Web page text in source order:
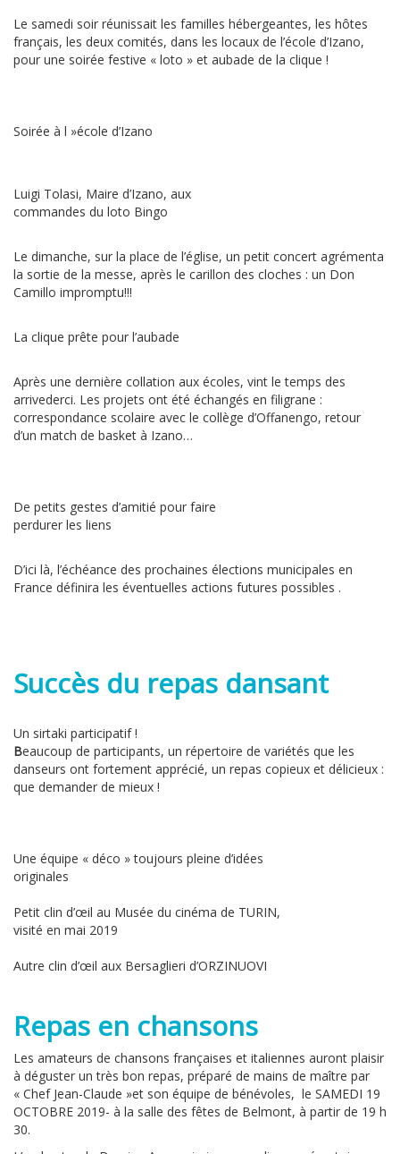
Le samedi soir réunissait les familles hébergeantes, les hôtes
français, les deux comités, dans les locaux de l’école d’Izano,
pour une soirée festive « loto » et aubade de la clique !
Soirée à l »école d’Izano
Luigi Tolasi, Maire d’Izano, aux
commandes du loto Bingo
Le dimanche, sur la place de l’église, un petit concert agrémenta
la sortie de la messe, après le carillon des cloches : un Don
Camillo impromptu!!!
La clique prête pour l’aubade
Après une dernière collation aux écoles, vint le temps des
arrivederci. Les projets ont été échangés en filigrane :
correspondance scolaire avec le collège d’Offanengo, retour
d’un match de basket à Izano…
De petits gestes d’amitié pour faire
perdurer les liens
D’ici là, l’échéance des prochaines élections municipales en
France définira les éventuelles actions futures possibles .
Succès du repas dansant
Un sirtaki participatif !
Beaucoup de participants, un répertoire de variétés que les
danseurs ont fortement apprécié, un repas copieux et délicieux :
que demander de mieux !
Une équipe « déco » toujours pleine d’idées
originales
Petit clin d’œil au Musée du cinéma de TURIN,
visité en mai 2019
Autre clin d’œil aux Bersaglieri d’ORZINUOVI
Repas en chansons
Les amateurs de chansons françaises et italiennes auront plaisir
à déguster un très bon repas, préparé de mains de maître par
« Chef Jean-Claude »et son équipe de bénévoles, le SAMEDI 19
OCTOBRE 2019- à la salle des fêtes de Belmont, à partir de 19 h
30.